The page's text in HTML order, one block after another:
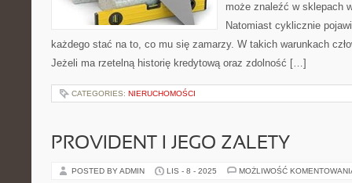
może znaleźć w sklepach
Natomiast cyklicznie
każdego stać na to, co mu się zamarzy. W takich warunkach
Jeżeli ma rzetelną historię kredytową oraz zdolność […]
CATEGORIES: NIERUCHOMOŚCI
PROVIDENT I JEGO ZALETY
POSTED BY ADMIN LIS - 8 - 2025 MOŻLIWOŚĆ